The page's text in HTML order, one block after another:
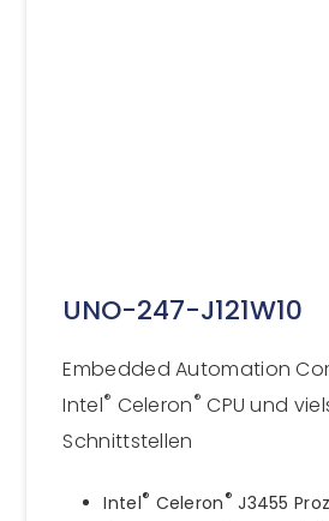
UNO-247-J121W10
Embedded Automation
Intel® Celeron® CPU und
Schnittstellen
Intel® Celeron® J3455